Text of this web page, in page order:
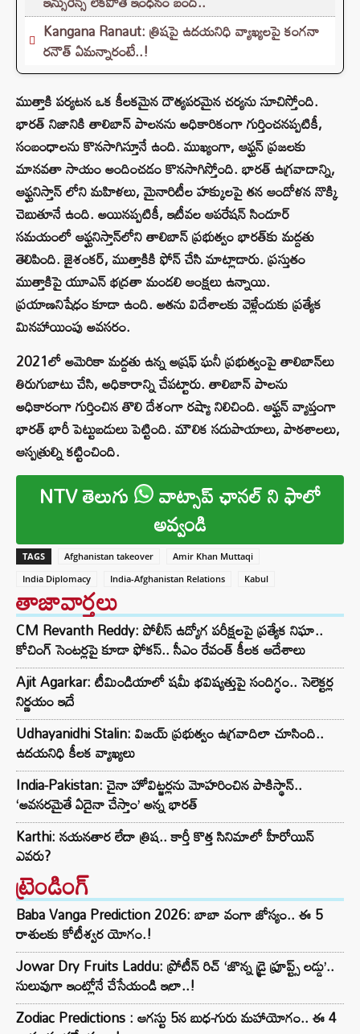
Kangana Ranaut: త్రిషపై ఉదయనిధి వ్యాఖ్యలపై కంగనా
రనౌత్ ఏమన్నారంటే..!
ముత్తాకి పర్యటన ఒక కీలకమైన దౌత్యపరమైన చర్యను సూచిస్తోంది.
భారత్ నిజానికి తాలిబాన్ పాలనను అధికారికంగా గుర్తించనప్పటికీ,
సంబంధాలను కొనసాగిస్తూనే ఉంది. ముఖ్యంగా, ఆఫ్ఘన్ ప్రజలకు
మానవతా సాయం అందించడం కొనసాగిస్తోంది. భారత్ ఉగ్రవాదాన్ని,
ఆఫ్ఘనిస్తాన్ లోని మహిళలు, మైనారిటీల హక్కులపై తన ఆందోళన నొక్కి
చెబుతూనే ఉంది. అయినప్పటికీ, ఇటీవల ఆపరేషన్ సిందూర్
సమయంలో ఆఫ్ఘనిస్తాన్‌లోని తాలిబాన్ ప్రభుత్వం భారత్‌కు మద్దతు
తెలిపింది. జైశంకర్, ముత్తాకికి ఫోన్ చేసి మాట్లాడారు. ప్రస్తుతం
ముత్తాకిపై యూఎన్ భద్రతా మండలి ఆంక్షలు ఉన్నాయి.
ప్రయాణనిషేధం కూడా ఉంది. అతను విదేశాలకు వెళ్లేందుకు ప్రత్యేక
మినహాయింపు అవసరం.
2021లో అమెరికా మద్దతు ఉన్న అష్రఫ్ ఘనీ ప్రభుత్వంపై తాలిబాన్‌లు
తిరుగుబాటు చేసి, అధికారాన్ని చేపట్టారు. తాలిబాన్ పాలను
అధికారంగా గుర్తించిన తొలి దేశంగా రష్యా నిలిచింది. ఆఫ్ఘన్ వ్యాప్తంగా
భారత్ భారీ పెట్టుబడులు పెట్టింది. మౌలిక సదుపాయాలు, పాఠశాలలు,
ఆస్పత్రుల్ని కట్టించింది.
NTV తెలుగు వాట్సాప్ ఛానల్ ని ఫాలో
అవ్వండి
TAGS Afghanistan takeover
Amir Khan Muttaqi
India Diplomacy
India-Afghanistan Relations Kabul
తాజావార్తలు
CM Revanth Reddy: పోలీస్ ఉద్యోగ పరీక్షలపై ప్రత్యేక నిఘా..
కోచింగ్ సెంటర్లపై కూడా ఫోకస్.. సీఎం రేవంత్ కీలక ఆదేశాలు
Ajit Agarkar: టీమిండియాలో షమీ భవిష్యత్తుపై సందిగ్ధం.. సెలెక్టర్ల
నిర్ణయం ఇదే
Udhayanidhi Stalin: విజయ్ ప్రభుత్వం ఉగ్రవాదిలా చూసింది..
ఉదయనిధి కీలక వ్యాఖ్యలు
India-Pakistan: చైనా హోవిట్జర్లను మోహరించిన పాకిస్థాన్..
‘అవసరమైతే ఏదైనా చేస్తాం’ అన్న భారత్
Karthi: నయనతార లేదా త్రిష.. కార్తీ కొత్త సినిమాలో హీరోయిన్
ఎవరు?
ట్రెండింగ్‌
Baba Vanga Prediction 2026: బాబా వంగా జోస్యం.. ఈ 5
రాశులకు కోటీశ్వర యోగం.!
Jowar Dry Fruits Laddu: ప్రోటీన్ రిచ్ ‘జొన్న డ్రై ఫ్రూప్ట్స్ లడ్డు’..
సులువుగా ఇంట్లోనే చేసేయండి ఇలా..!
Zodiac Predictions : ఆగస్టు 5న బుధ-గురు మహాయోగం.. ఈ 4